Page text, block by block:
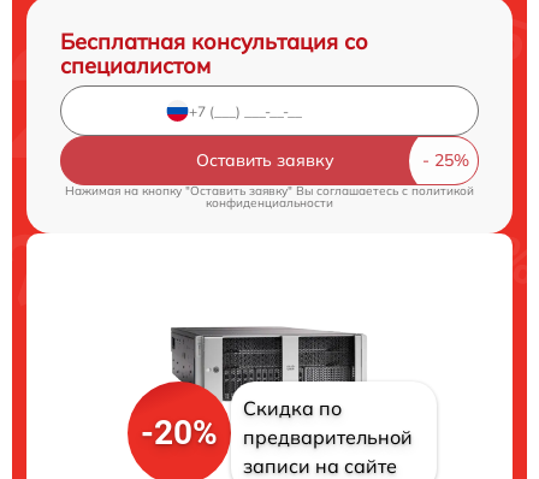
Бесплатная консультация со
специалистом
Оставить заявку
Нажимая на кнопку "Оставить заявку" Вы соглашаетесь cполитикой
конфиденциальности
-20%
Скидка по
предварительной
записи на сайте